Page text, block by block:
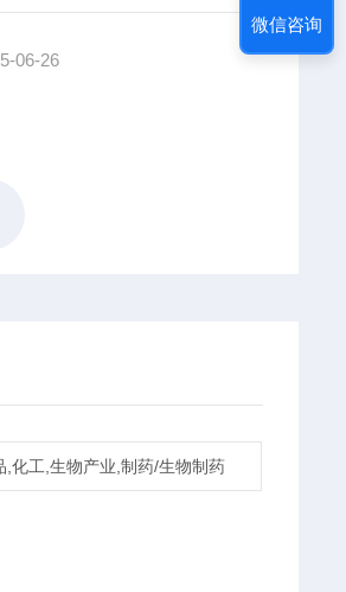
06-26
,化工,生物产业,制药/生物制药
微信咨询